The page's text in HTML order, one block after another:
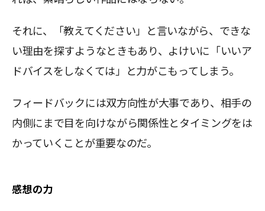
それに、「教えてください」と言いながら、できな
い理由を探すようなときもあり、よけいに「いいア
ドバイスをしなくては」と力がこもってしまう。
フィードバックには双方向性が大事であり、相手の
内側にまで目を向けながら関係性とタイミングをは
かっていくことが重要なのだ。
感想の力